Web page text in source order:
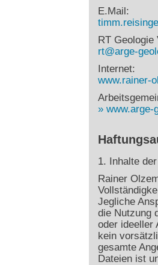
E.Mail:
RT Geologie
rt@arge-
Internet:
www.rainer-
www.arge-
1. Inhalte
Rainer
Jegliche
die Nutzung
oder ideeller
kein
gesamte
Dateien ist